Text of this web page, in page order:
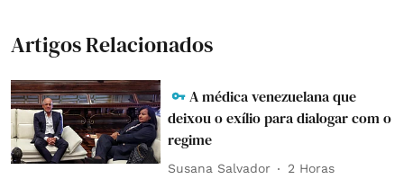
Artigos Relacionados
A médica venezuelana que
deixou o exílio para dialogar com o
regime
Susana Salvador 2 Horas